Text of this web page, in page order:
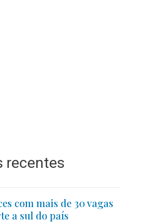
recentes
com mais de 30 vagas
a sul do país